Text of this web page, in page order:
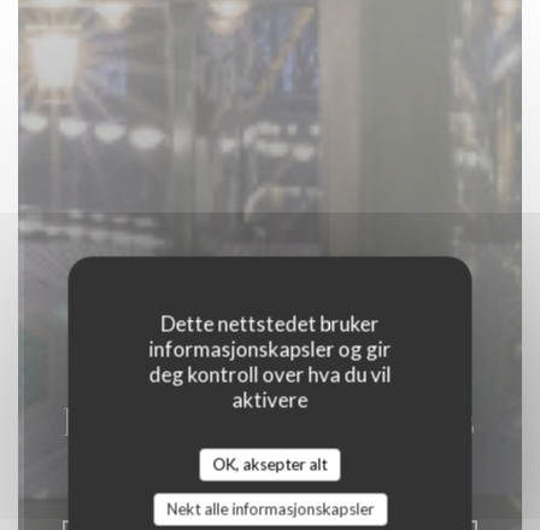
Dette nettstedet bruker
informasjonskapsler og gir
deg kontroll over hva du vil
aktivere
OK, aksepter alt
Nekt alle informasjonskapsler
La Closerie des Lilas
|PARIS